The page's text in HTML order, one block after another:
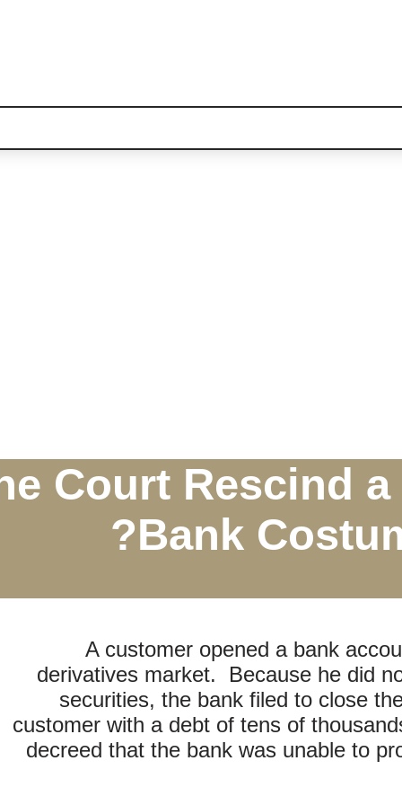
Court Rescind
Bank
A customer opened a bank
derivatives market. Because he did
securities, the bank filed to close
customer with a debt of tens of
decreed that the bank was unable to